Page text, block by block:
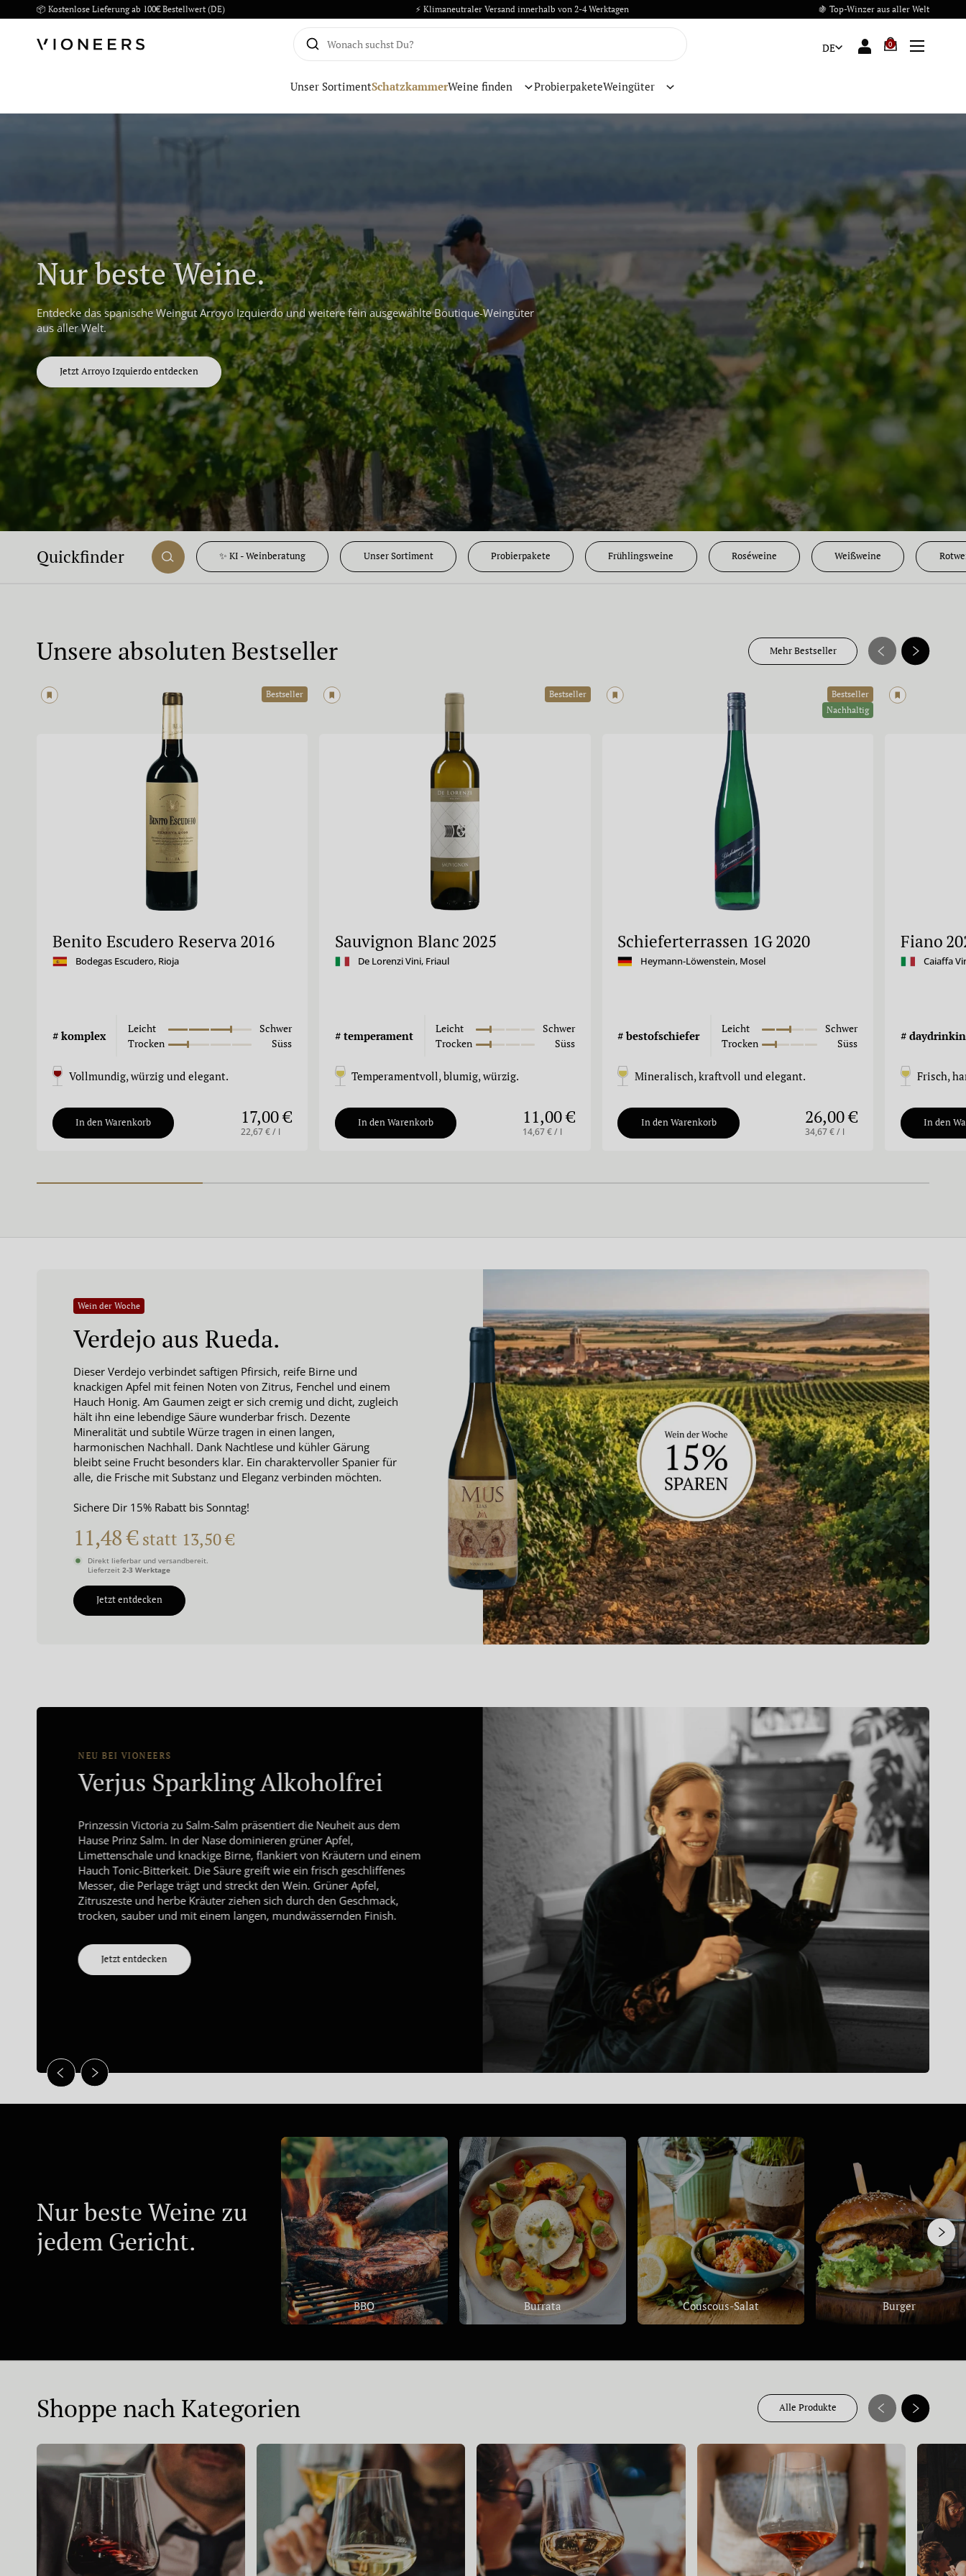
📦 Kostenlose Lieferung ab 100€ Bestellwert (DE) ⚡️ Klimaneutraler Versand innerhalb von 2-4 Werktagen 🍇 Top-Winzer aus aller Welt
DE 0
Unser SortimentSchatzkammerWeine finden ProbierpaketeWeingüter
Nur beste Weine.
Entdecke das spanische Weingut Arroyo Izquierdo und weitere fein ausgewählte Boutique-Weingüter
aus aller Welt.
Jetzt Arroyo Izquierdo entdecken
Quickfinder ✨ KI - Weinberatung Unser Sortiment Probierpakete Frühlingsweine Roséweine Weißweine
Unsere absoluten Bestseller Mehr Bestseller
Bestseller
Benito Escudero Reserva2016
Bodegas Escudero, Rioja
# komplex
Leicht
Schwer
Trocken
Süss
Vollmundig, würzig und elegant.
In den Warenkorb 17,00 €
22,67 € / l
Bestseller
Sauvignon Blanc2025
De Lorenzi Vini, Friaul
# temperament
Leicht
Schwer
Trocken
Süss
Temperamentvoll, blumig, würzig.
In den Warenkorb 11,00 €
14,67 € / l
Bestseller
Nachhaltig
Schieferterrassen 1G2020
Heymann-Löwenstein, Mosel
# bestofschiefer
Leicht
Schwer
Trocken
Süss
Mineralisch, kraftvoll und elegant.
In den Warenkorb 26,00 €
34,67 € / l
Fiano
Caiaffa
#
Frisch,
In den
Wein der Woche
Verdejo aus Rueda.
Dieser Verdejo verbindet saftigen Pfirsich, reife Birne und
knackigen Apfel mit feinen Noten von Zitrus, Fenchel und einem
Hauch Honig. Am Gaumen zeigt er sich cremig und dicht, zugleich
hält ihn eine lebendige Säure wunderbar frisch. Dezente
Mineralität und subtile Würze tragen in einen langen,
harmonischen Nachhall. Dank Nachtlese und kühler Gärung
bleibt seine Frucht besonders klar. Ein charaktervoller Spanier für
alle, die Frische mit Substanz und Eleganz verbinden möchten.
Sichere Dir 15% Rabatt bis Sonntag!
11,48 €statt 13,50 €
Direkt lieferbar und versandbereit.
Lieferzeit 2-3 Werktage
Jetzt entdecken
NEU BEI VIONEERS
Verjus Sparkling Alkoholfrei
Prinzessin Victoria zu Salm-Salm präsentiert die Neuheit aus dem
Hause Prinz Salm. In der Nase dominieren grüner Apfel,
Limettenschale und knackige Birne, flankiert von Kräutern und einem
Hauch Tonic-Bitterkeit. Die Säure greift wie ein frisch geschliffenes
Messer, die Perlage trägt und streckt den Wein. Grüner Apfel,
Zitruszeste und herbe Kräuter ziehen sich durch den Geschmack,
trocken, sauber und mit einem langen, mundwässernden Finish.
Jetzt entdecken
Nur beste Weine zu
jedem Gericht.
BBQ Burrata Couscous-Salat Burger
Shoppe nach Kategorien Alle Produkte
Hol Dir Deinen Deal zum Einstieg.
Bis zu 15% Rabatt exklusiv für Newsletter-Abonnenten.